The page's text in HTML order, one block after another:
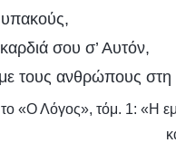
σου σ’ Αυτόν,
με τους ανθρώπους
«Ο Λόγος», τόμ. 1: «Η